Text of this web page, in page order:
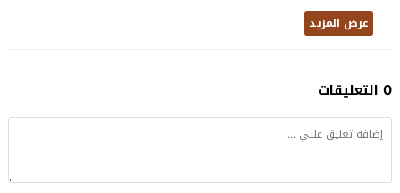
عرض المزيد
0 التعليقات